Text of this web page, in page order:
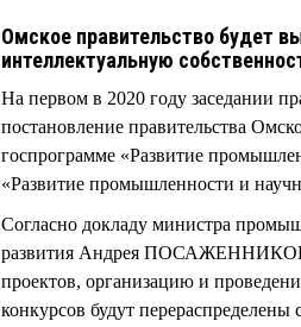
Омское правительство будет
интеллектуальную
На первом в 2020 году заседании
постановление правительства
госпрограмме «Развитие
«Развитие промышленности и
Согласно докладу министра
развития Андрея
проектов, организацию и
конкурсов будут перераспределены